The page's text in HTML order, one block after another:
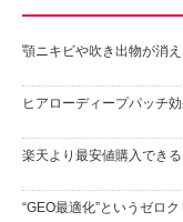
顎ニキビや吹き出物が消
ヒアローディープパッチ
楽天より最安値購入でき
“GEO最適化”というゼロ